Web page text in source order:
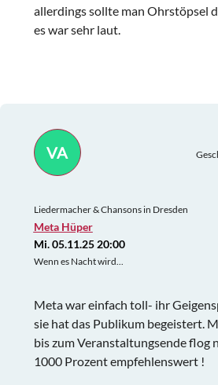
allerdings sollte man Ohrstöpsel
es war sehr laut.
VA
Liedermacher & Chansons in Dresden
Meta Hüper
Mi. 05.11.25 20:00
Wenn es Nacht wird...
Meta war einfach toll- ihr
sie hat das Publikum begeistert.
bis zum Veranstaltungsende flog
1000 Prozent empfehlenswert !